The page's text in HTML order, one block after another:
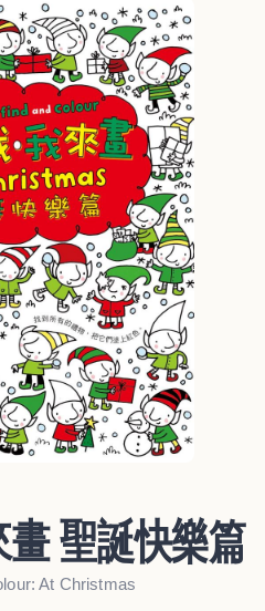
聖誕快樂篇
At Christmas